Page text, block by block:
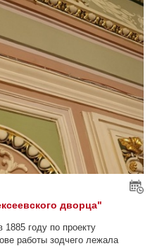
дворца"
году по проекту
работы зодчего лежала